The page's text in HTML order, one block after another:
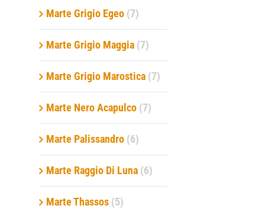
Marte Grigio Egeo (7)
Marte Grigio Maggia (7)
Marte Grigio Marostica (7)
Marte Nero Acapulco (7)
Marte Palissandro (6)
Marte Raggio Di Luna (6)
Marte Thassos (5)